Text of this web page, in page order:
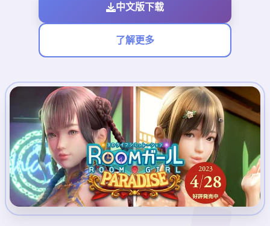
中文版下载
了解更多